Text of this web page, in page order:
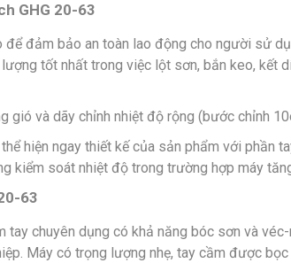
GHG 20-63
đảm bảo an toàn lao động cho người sử
tốt nhất trong việc lột sơn, bắn keo,
gió và dãy chỉnh nhiệt độ rộng (bước chỉnh
hiện ngay thiết kế của sản phẩm với
kiểm soát nhiệt độ trong trường hợp máy
63
tay chuyên dụng có khả năng bóc sơn và
Máy có trọng lượng nhẹ, tay cầm được